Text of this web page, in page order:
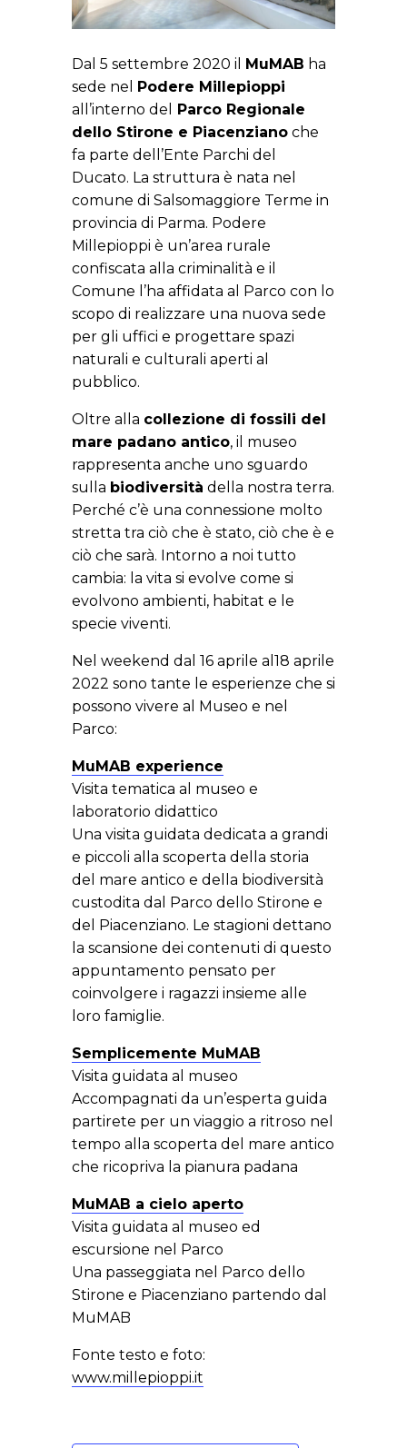
Dal 5 settembre 2020 il MuMAB ha
sede nel Podere Millepioppi
all’interno del
Parco Regionale
dello Stirone e Piacenziano che
fa parte dell’Ente Parchi del
Ducato. La struttura è nata nel
comune di Salsomaggiore Terme in
provincia di Parma. Podere
Millepioppi è un’area rurale
confiscata alla criminalità e il
Comune l’ha affidata al Parco con lo
scopo di realizzare una nuova sede
per gli uffici e progettare spazi
naturali e culturali aperti al
pubblico.
Oltre alla collezione di fossili del
mare padano antico, il museo
rappresenta anche uno sguardo
sulla biodiversità della nostra terra.
Perché c’è una connessione molto
stretta tra ciò che è stato, ciò che è e
ciò che sarà. Intorno a noi tutto
cambia: la vita si evolve come si
evolvono ambienti, habitat e le
specie viventi.
Nel weekend dal 16 aprile al18 aprile
2022 sono tante le esperienze che si
possono vivere al Museo e nel
Parco:
MuMAB experience
Visita tematica al museo e
laboratorio didattico
Una visita guidata dedicata a grandi
e piccoli alla scoperta della storia
del mare antico e della biodiversità
custodita dal Parco dello Stirone e
del Piacenziano. Le stagioni dettano
la scansione dei contenuti di questo
appuntamento pensato per
coinvolgere i ragazzi insieme alle
loro famiglie.
Semplicemente MuMAB
Visita guidata al museo
Accompagnati da un’esperta guida
partirete per un viaggio a ritroso nel
tempo alla scoperta del mare antico
che ricopriva la pianura padana
MuMAB a cielo aperto
Visita guidata al museo ed
escursione nel Parco
Una passeggiata nel Parco dello
Stirone e Piacenziano partendo dal
MuMAB
Fonte testo e foto:
www.millepioppi.it